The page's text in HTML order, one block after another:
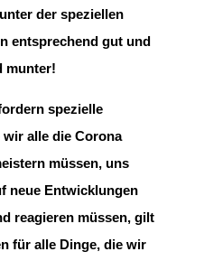
der speziellen
entsprechend gut und
munter!
spezielle
wir alle die Corona
müssen, uns
neue Entwicklungen
reagieren müssen, gilt
für alle Dinge, die wir